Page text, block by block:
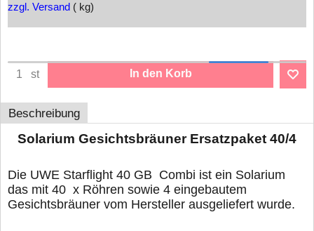
zzgl. Versand kg
st In den Korb
Beschreibung
Solarium Gesichtsbräuner Ersatzpaket 40/4
Die UWE Starflight 40 GB Combi ist ein Solarium
das mit 40 x Röhren sowie 4 eingebautem
Gesichtsbräuner vom Hersteller ausgeliefert wurde.